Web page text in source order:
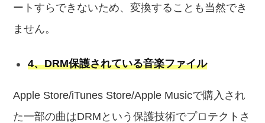
ートすらできないため、変換することも当然でき
ません。
4、DRM保護されている音楽ファイル
Apple Store/iTunes Store/Apple Musicで購入され
た一部の曲はDRMという保護技術でプロテクトさ